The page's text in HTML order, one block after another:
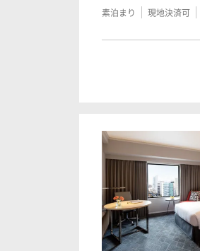
素泊まり 現地決済可
3 ｄａｙｓ ｓ
素泊まり 現地決済可